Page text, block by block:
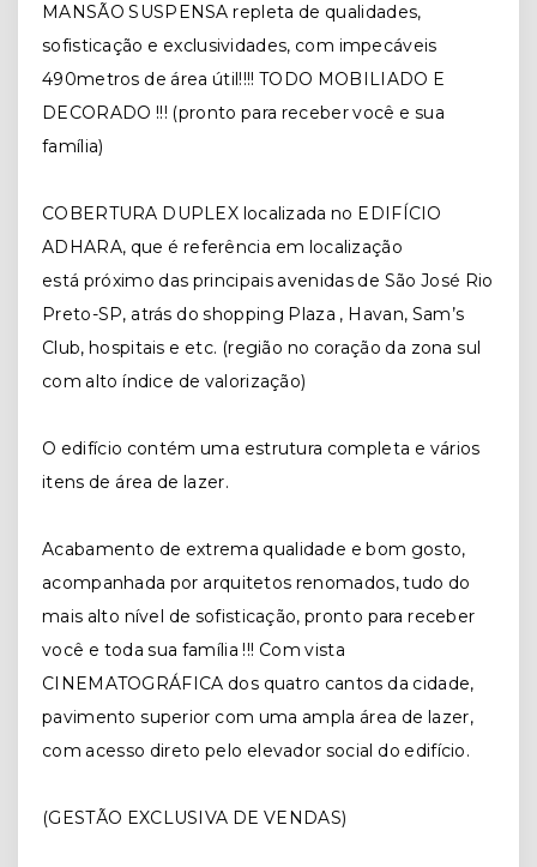
MANSÃO SUSPENSA repleta de qualidades,
sofisticação e exclusividades, com impecáveis
490metros de área útil!!!! TODO MOBILIADO E
DECORADO !!! (pronto para receber você e sua
família)
COBERTURA DUPLEX localizada no EDIFÍCIO
ADHARA, que é referência em localização
está próximo das principais avenidas de São José Rio
Preto-SP, atrás do shopping Plaza , Havan, Sam’s
Club, hospitais e etc. (região no coração da zona sul
com alto índice de valorização)
O edifício contém uma estrutura completa e vários
itens de área de lazer.
Acabamento de extrema qualidade e bom gosto,
acompanhada por arquitetos renomados, tudo do
mais alto nível de sofisticação, pronto para receber
você e toda sua família !!! Com vista
CINEMATOGRÁFICA dos quatro cantos da cidade,
pavimento superior com uma ampla área de lazer,
com acesso direto pelo elevador social do edifício.
(GESTÃO EXCLUSIVA DE VENDAS)